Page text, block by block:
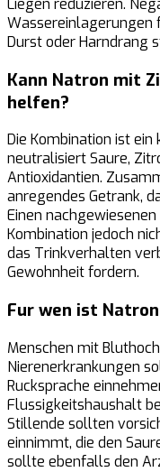
Liegen reduzieren.
Wassereinlagerungen
Durst oder Harndrang
Kann Natron mit
helfen?
Die Kombination ist
neutralisiert Saure,
Antioxidantien.
anregendes Getrank,
Einen
Kombination jedoch
das Trinkverhalten
Gewohnheit fordern.
Fur wen ist
Menschen mit
Nierenerkrankungen
Rucksprache
Flussigkeitshaushalt
Stillende sollten
einnimmt, die den
sollte ebenfalls den